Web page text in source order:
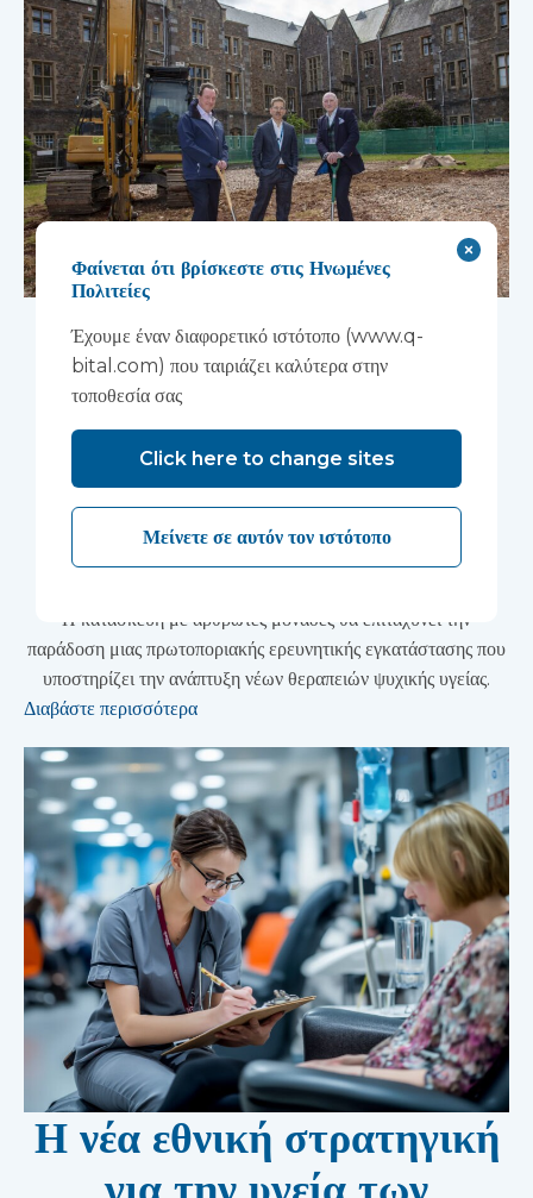
Ξεκινούν οι εργασίες για
τη νέα ερευνητική
εγκατάσταση στο χώρο
Wonford House του
Devon NHS
Partnership Trust
Η κατασκευή με αρθρωτές μονάδες θα επιταχύνει την
παράδοση μιας πρωτοποριακής ερευνητικής εγκατάστασης που
υποστηρίζει την ανάπτυξη νέων θεραπειών ψυχικής υγείας.
Διαβάστε περισσότερα
Η νέα εθνική στρατηγική
Φαίνεται ότι βρίσκεστε στις Ηνωμένες
Πολιτείες
Έχουμε έναν διαφορετικό ιστότοπο (www.q-
bital.com) που ταιριάζει καλύτερα στην
τοποθεσία σας
Click here to change sites
Μείνετε σε αυτόν τον ιστότοπο